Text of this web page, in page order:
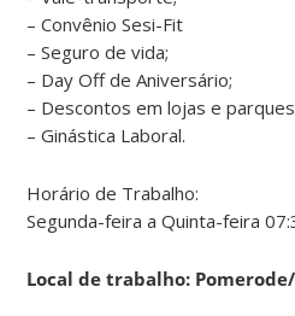
– Convênio Sesi-Fit
– Seguro de vida;
– Day Off de Aniversário;
– Descontos em lojas e
– Ginástica Laboral.
Horário de Trabalho:
Segunda-feira a Quinta-feira
Local de trabalho: Pomerode/